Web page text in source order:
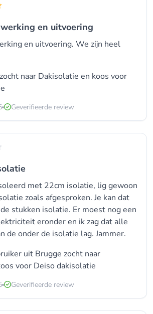
en uitvoering
en uitvoering. We zijn heel
naar Dakisolatie en koos voor
Geverifieerde review
met 22cm isolatie, lig gewoon
zoals afgesproken. Je kan dat
stukken isolatie. Er moest nog een
eronder en ik zag dat alle
de onder de isolatie lag. Jammer.
uit Brugge zocht naar
voor Deiso dakisolatie
Geverifieerde review